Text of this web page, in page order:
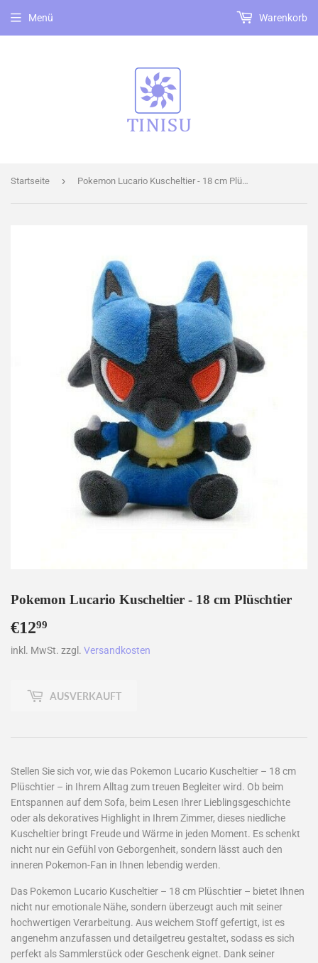
Menü Warenkorb
Startseite › Pokemon Lucario Kuscheltier - 18 cm Plüschtier
Pokemon Lucario Kuscheltier - 18 cm Plüschtier
€1299
inkl. MwSt. zzgl. Versandkosten
AUSVERKAUFT
Stellen Sie sich vor, wie das Pokemon Lucario Kuscheltier – 18 cm
Plüschtier – in Ihrem Alltag zum treuen Begleiter wird. Ob beim
Entspannen auf dem Sofa, beim Lesen Ihrer Lieblingsgeschichte
oder als dekoratives Highlight in Ihrem Zimmer, dieses niedliche
Kuscheltier bringt Freude und Wärme in jeden Moment. Es schenkt
nicht nur ein Gefühl von Geborgenheit, sondern lässt auch den
inneren Pokemon-Fan in Ihnen lebendig werden.
Das Pokemon Lucario Kuscheltier – 18 cm Plüschtier – bietet Ihnen
nicht nur emotionale Nähe, sondern überzeugt auch mit seiner
hochwertigen Verarbeitung. Aus weichem Stoff gefertigt, ist es
angenehm anzufassen und detailgetreu gestaltet, sodass es sich
perfekt als Sammlerstück oder Geschenk eignet. Dank seiner